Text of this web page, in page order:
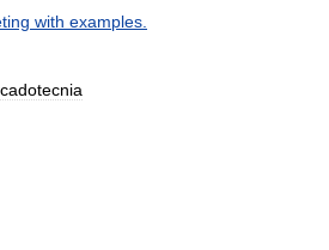
with examples